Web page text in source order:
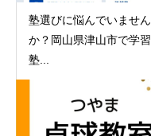
塾選びに悩んでいません
か？岡山県津山市で学習
塾...